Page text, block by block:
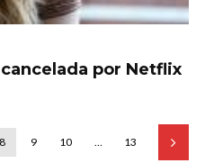
cancelada por Netflix
8 9 10 … 13